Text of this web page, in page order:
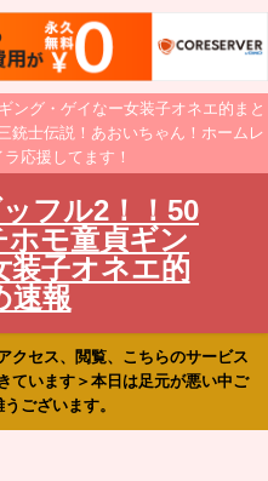
ング・ゲイなー女装子オネエ的まと
銃士伝説！あおいちゃん！ホームレ
応援してます！
フル2！！50
ホモ童貞ギン
装子オネエ的
速報
クセス、閲覧、こちらのサービス
ています＞本日は足元が悪い中ご
ございます。